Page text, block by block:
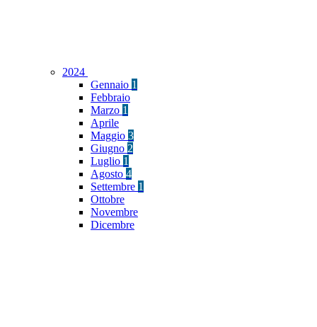
2024
Gennaio 1
Febbraio
Marzo 1
Aprile
Maggio 3
Giugno 2
Luglio 1
Agosto 4
Settembre 1
Ottobre
Novembre
Dicembre